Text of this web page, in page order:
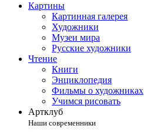
Картины
Картинная галерея
Художники
Музеи мира
Русские художники
Чтение
Книги
Энциклопедия
Фильмы о художниках
Учимся рисовать
Артклуб
Наши современники